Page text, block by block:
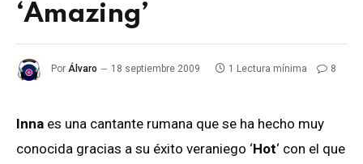
‘Amazing’
Por Álvaro 18 septiembre 2009 1 Lectura mínima 8
Inna es una cantante rumana que se ha hecho muy
conocida gracias a su éxito veraniego ‘Hot‘ con el que